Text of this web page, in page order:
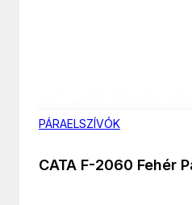
PÁRAELSZÍVÓK
CATA F-2060 Fehér